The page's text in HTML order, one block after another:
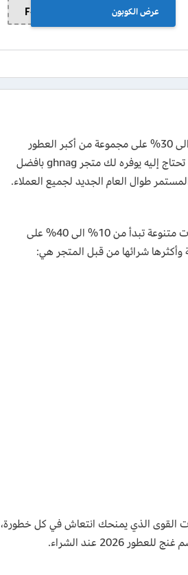
F-ERLB7 عرض الكوبون
كود خصم غنج للعطور 2026 فعال يتيح لك الاستمتاع بخصومات متنوعة تبدأ من 10% الى 30% على مجموعة من أكبر العطور
المتنوعة التى تناسب الرجال والنساء، ومجموعات المسك ومعطرات الجو الرائعة وكل ما تحتاج إليه يوفره لك متجر ghnag بافضل
طوال العام الجديد لجميع العملاء.
يقدم كود خصم غنج للعطور عروض حصرية على كافة العطور النسائية المختلفة وخصومات متنوعة تبدأ من 10% الى 40% على
شرائها من قبل المتجر هي:
القوى الذي يمنحك انتعاش في كل خطورة،
عند الشراء.